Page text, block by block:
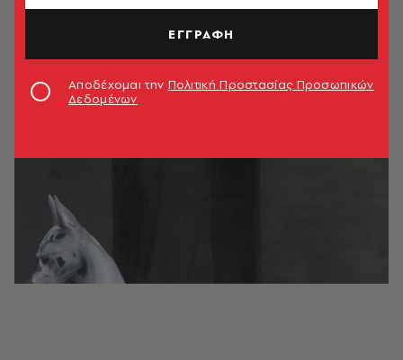
ΕΓΓΡΑΦΗ
Αποδέχομαι την Πολιτική Προστασίας Προσωπικών
Δεδομένων